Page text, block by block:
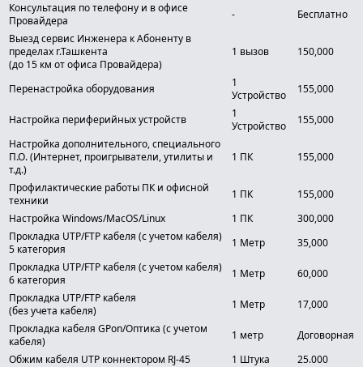
Консультация по телефону и в офисе
Провайдера
-
Бесплатно
Выезд сервис Инженера к Абоненту в
пределах г.Ташкента
(до 15 км от офиса Провайдера)
1 вызов 150,000
Перенастройка оборудования
1
Устройство
155,000
Настройка периферийных устройств
1
Устройство
155,000
Настройка дополнительного, специального
П.О. (Интернет, проигрыватели, утилиты и
т.д.)
1 ПК 155,000
Профилактические работы ПК и офисной
техники
1 ПК
155,000
Настройка Windows/MacOS/Linux
1 ПК
300,000
Прокладка UTP/FTP кабеля (с учетом кабеля)
5 категория
1 Метр
35,000
Прокладка UTP/FTP кабеля (с учетом кабеля)
6 категория
1 Метр
60,000
Прокладка UTP/FTP кабеля
(без учета кабеля)
1 Метр
17,000
Прокладка кабеля GPon/Оптика (с учетом
кабеля)
1 метр
Договорная
Обжим кабеля UTP коннектором RJ-45
1 Штука
25.000